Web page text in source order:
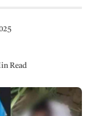
Read